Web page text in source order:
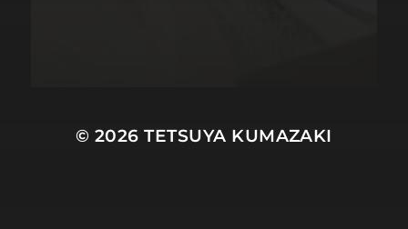
© 2026TETSUYA KUMAZAKI